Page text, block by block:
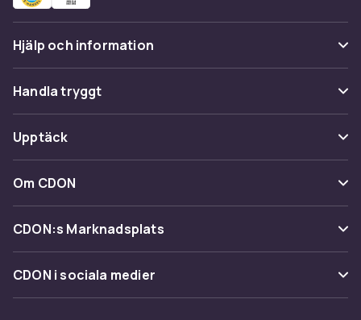
Hjälp och information
Vanliga frågor
Spåra paket
Ångra & Returnera här
Kundservice
Handla tryggt
Betalning
Leverans
Återkallelser
Upptäck
Kategorier
Varumärken
Shopit.se
Om CDON
Om oss
Kundrecensioner
CDON:s Marknadsplats
Sälj på CDON
Bli affiliate
CDON i sociala medier